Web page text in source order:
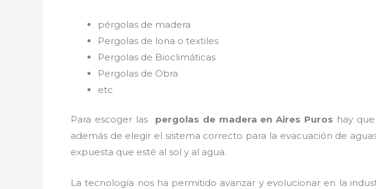
pérgolas de madera
Pergolas de lona o textiles
Pergolas de Bioclimáticas
Pergolas de Obra
etc
Para escoger las pergolas de madera en Aires Puros hay
además de elegir el sistema correcto para la evacuación de
expuesta que esté al sol y al agua.
La tecnología nos ha permitido avanzar y evolucionar en la